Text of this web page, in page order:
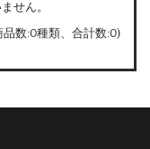
せん。
品数:0種類、合計数:0)